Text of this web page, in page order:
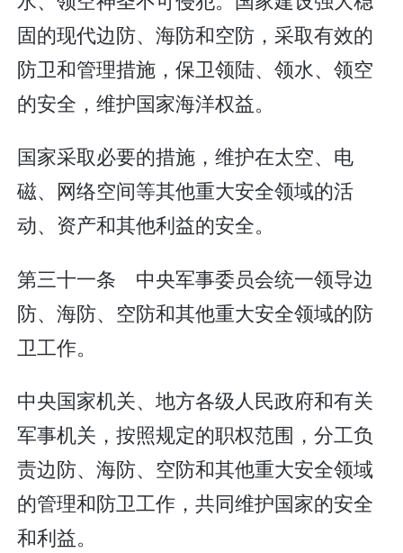
固的现代边防、海防和空防，采取有效的
防卫和管理措施，保卫领陆、领水、领空
的安全，维护国家海洋权益。
国家采取必要的措施，维护在太空、电
磁、网络空间等其他重大安全领域的活
动、资产和其他利益的安全。
第三十一条 中央军事委员会统一领导边
防、海防、空防和其他重大安全领域的防
卫工作。
中央国家机关、地方各级人民政府和有关
军事机关，按照规定的职权范围，分工负
责边防、海防、空防和其他重大安全领域
的管理和防卫工作，共同维护国家的安全
和利益。